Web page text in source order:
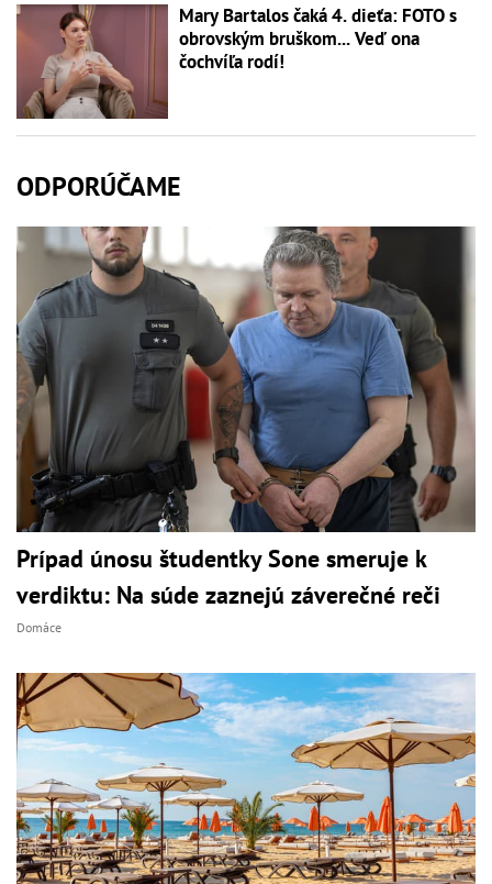
Mary Bartalos čaká 4. dieťa: FOTO s
obrovským bruškom... Veď ona
čochvíľa rodí!
ODPORÚČAME
Prípad únosu študentky Sone smeruje k
verdiktu: Na súde zaznejú záverečné reči
Domáce